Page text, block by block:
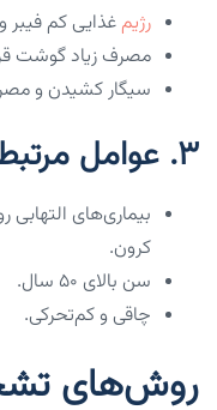
رژیم غذایی کم فیبر
مصرف زیاد گوشت
سیگار کشیدن و
3. عوامل
بیماری‌های التهابی
کرون.
سن بالای ۵۰ سال.
چاقی و کم‌تحرکی.
روش‌های